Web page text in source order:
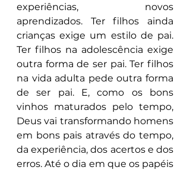
experiências, novos
aprendizados. Ter filhos ainda
crianças exige um estilo de pai.
Ter filhos na adolescência exige
outra forma de ser pai. Ter filhos
na vida adulta pede outra forma
de ser pai. E, como os bons
vinhos maturados pelo tempo,
Deus vai transformando homens
em bons pais através do tempo,
da experiência, dos acertos e dos
erros. Até o dia em que os papéis